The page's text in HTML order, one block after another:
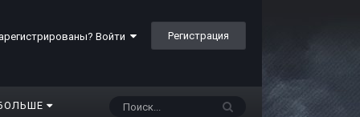
Войти Регистрация